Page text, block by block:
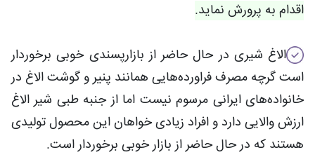
اقدام به پرورش نماید.
الاغ شیری در حال حاضر از بازارپسندی خوبی برخوردار
است گرچه مصرف فراورده‌هایی همانند پنیر و گوشت الاغ در
خانواده‌های ایرانی مرسوم نیست اما از جنبه طبی شیر الاغ
ارزش والایی دارد و افراد زیادی خواهان این محصول تولیدی
هستند که در حال حاضر از بازار خوبی برخوردار است.